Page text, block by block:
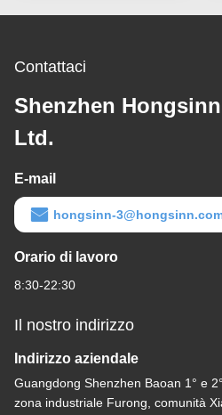
Contattaci
Shenzhen
Ltd.
E-mail
hongsinn-
Orario di lavoro
8:30-22:30
Il nostro indirizzo
Indirizzo aziendale
Guangdong Shenzhen Baoan 1° e
zona industriale Furong, comunità